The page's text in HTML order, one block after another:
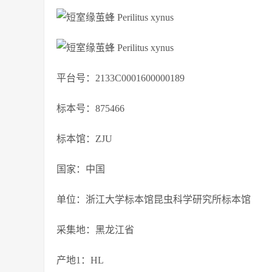
平台号：2133C0001600000189
标本号：875466
标本馆：ZJU
国家：中国
单位：浙江大学标本馆昆虫科学研究所标本馆
采集地：黑龙江省
产地1：HL